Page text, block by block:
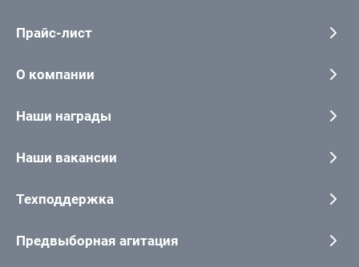
Прайс-лист
О компании
Наши награды
Наши вакансии
Техподдержка
Предвыборная агитация